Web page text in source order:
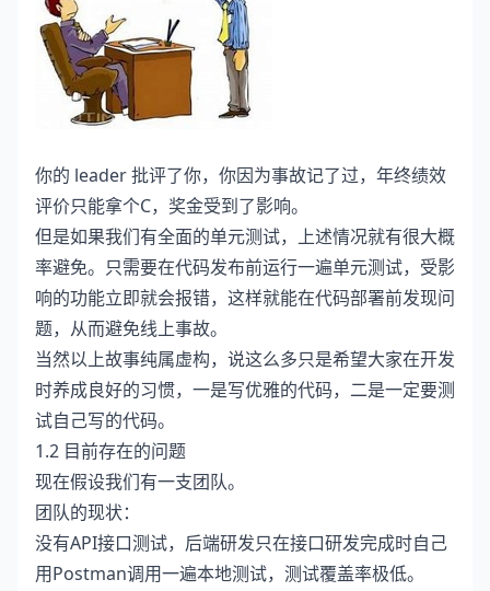
你的 leader 批评了你，你因为事故记了过，年终绩效
评价只能拿个C，奖金受到了影响。
但是如果我们有全面的单元测试，上述情况就有很大概
率避免。只需要在代码发布前运行一遍单元测试，受影
响的功能立即就会报错，这样就能在代码部署前发现问
题，从而避免线上事故。
当然以上故事纯属虚构，说这么多只是希望大家在开发
时养成良好的习惯，一是写优雅的代码，二是一定要测
试自己写的代码。
1.2 目前存在的问题
现在假设我们有一支团队。
团队的现状：
没有API接口测试，后端研发只在接口研发完成时自己
用Postman调用一遍本地测试，测试覆盖率极低。